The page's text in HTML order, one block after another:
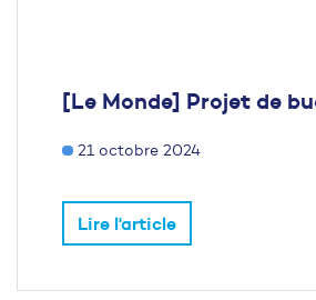
[Le Monde] Projet de
21 octobre 2024
Lire l'article